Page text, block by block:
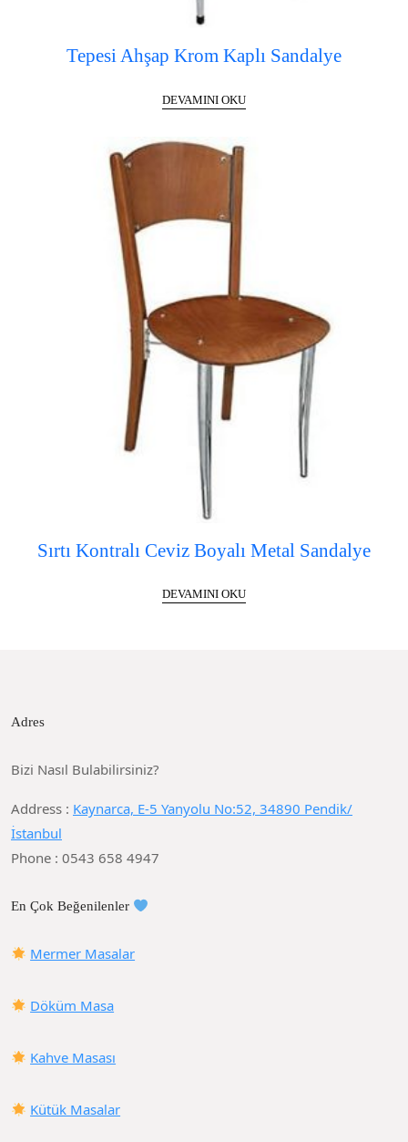
Tepesi Ahşap Krom Kaplı Sandalye
DEVAMINI OKU
Sırtı Kontralı Ceviz Boyalı Metal Sandalye
DEVAMINI OKU
Adres
Bizi Nasıl Bulabilirsiniz?
Address : Kaynarca, E-5 Yanyolu No:52, 34890 Pendik/
İstanbul
Phone : 0543 658 4947
En Çok Beğenilenler
Mermer Masalar
Döküm Masa
Kahve Masası
Kütük Masalar